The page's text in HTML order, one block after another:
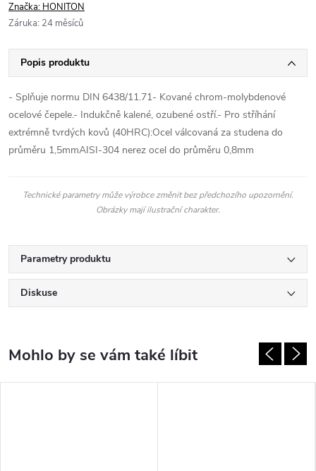
Značka: HONITON
Záruka: 24 měsíců
Popis produktu
- Splňuje normu DIN 6438/11.71- Kované chrom-molybdenové
ocelové čepele.- Indukčně kalené, ozubené ostří.- Pro stříhání
extrémně tvrdých kovů (40HRC):Ocel válcovaná za studena do
průměru 1,5mmAISI-304 nerez ocel do průměru 0,8mm
Technické parametry může výrobce změnit bez předchozího upozornění.
Obrázky mají ilustrační charakter.
Parametry produktu
Diskuse